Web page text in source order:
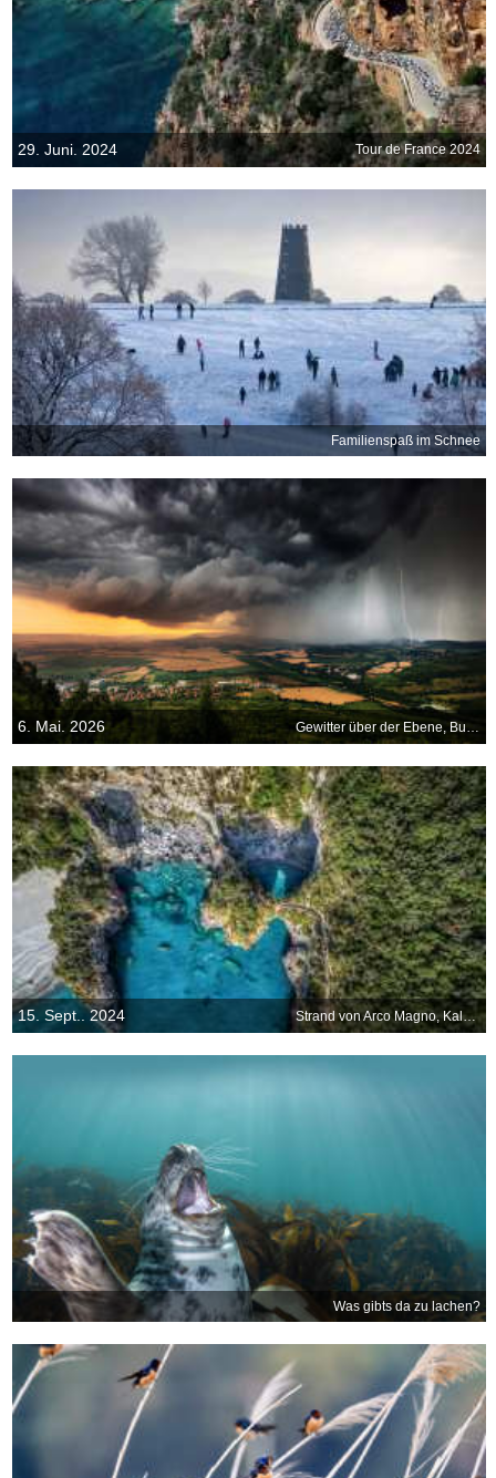
29. Juni. 2024 Tour de France 2024
Familienspaß im Schnee
6. Mai. 2026 Gewitter über der Ebene, Bulgarien
15. Sept.. 2024 Strand von Arco Magno, Kalabrien, Italien
Was gibts da zu lachen?